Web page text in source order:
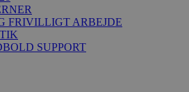
FRIVILLIGT ARBEJDE
SUPPORT